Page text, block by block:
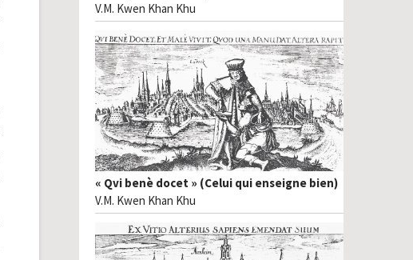
V.M. Kwen Khan Khu
« Qvi benè docet » (Celui qui enseigne bien)
V.M. Kwen Khan Khu